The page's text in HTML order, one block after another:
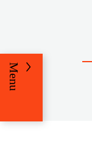
Menu